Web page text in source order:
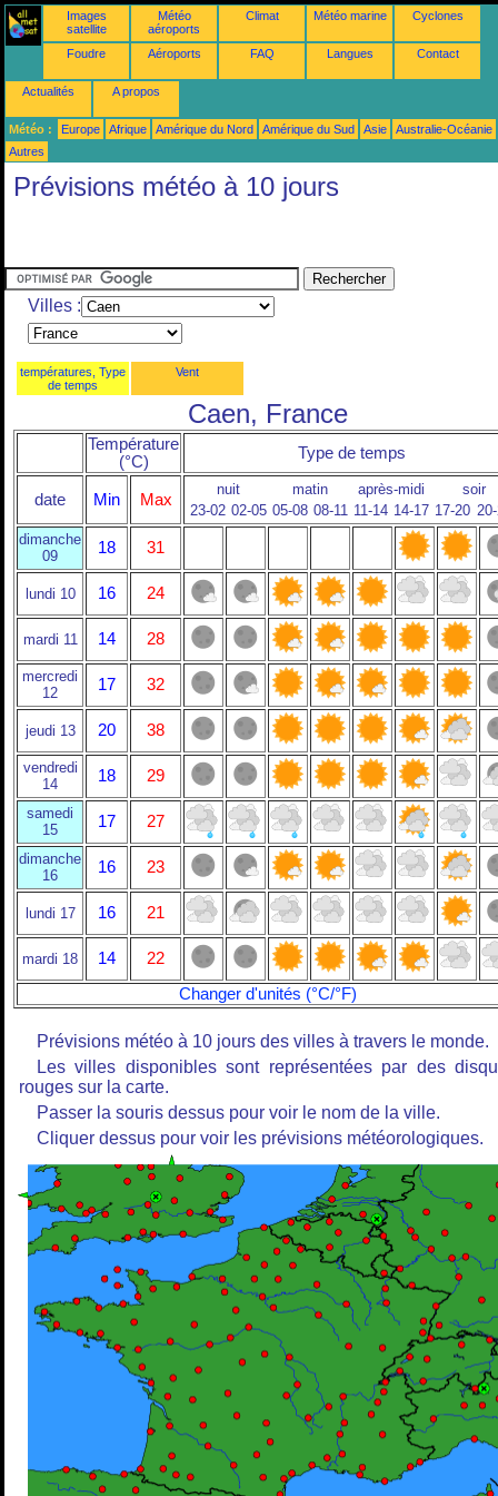
Images
satellite
Météo
aéroports
Climat Météo marine Cyclones
Foudre Aéroports FAQ Langues Contact
Actualités A propos
Météo : Europe Afrique Amérique du Nord Amérique du Sud Asie
Australie-Océanie
Autres
Prévisions météo à 10 jours
Villes :
températures, Type
de temps
Vent
Caen, France
Température
(°C)
Type de temps
date Min Max
nuit matin après-midi
soir
23-02 02-05 05-08 08-11 11-14 14-17 17-20
dimanche
09
18 31
lundi 10 16 24
mardi 11 14 28
mercredi
12
17 32
jeudi 13 20 38
vendredi
14
18 29
samedi
15
17 27
dimanche
16
16 23
lundi 17 16 21
mardi 18 14
22
Changer d'unités (°C/°F)
Prévisions météo à 10 jours des villes à travers le monde.
Les villes disponibles sont représentées par des
rouges sur la carte.
Passer la souris dessus pour voir le nom de la ville.
Cliquer dessus pour voir les prévisions météorologiques.